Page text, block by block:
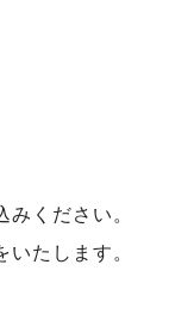
みください。
たします。